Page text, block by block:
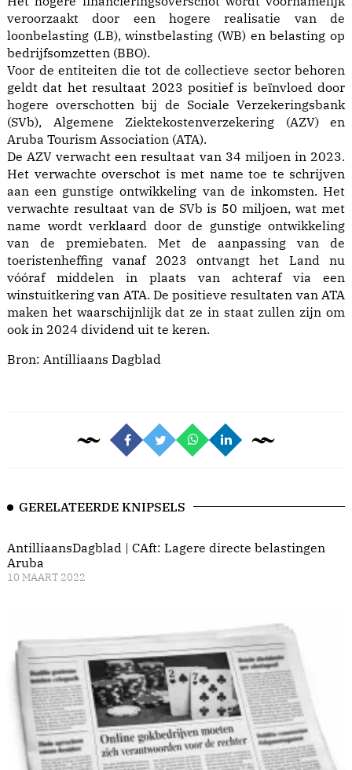
veroorzaakt door een hogere realisatie van de
loonbelasting (LB), winstbelasting (WB) en belasting op
bedrijfsomzetten (BBO).
Voor de entiteiten die tot de collectieve sector behoren
geldt dat het resultaat 2023 positief is beïnvloed door
hogere overschotten bij de Sociale Verzekeringsbank
(SVb), Algemene Ziektekostenverzekering (AZV) en
Aruba Tourism Association (ATA).
De AZV verwacht een resultaat van 34 miljoen in 2023.
Het verwachte overschot is met name toe te schrijven
aan een gunstige ontwikkeling van de inkomsten. Het
verwachte resultaat van de SVb is 50 miljoen, wat met
name wordt verklaard door de gunstige ontwikkeling
van de premiebaten. Met de aanpassing van de
toeristenheffing vanaf 2023 ontvangt het Land nu
vóóraf middelen in plaats van achteraf via een
winstuitkering van ATA. De positieve resultaten van ATA
maken het waarschijnlijk dat ze in staat zullen zijn om
ook in 2024 dividend uit te keren.
Bron: Antilliaans Dagblad
GERELATEERDE KNIPSELS
AntilliaansDagblad | CAft: Lagere directe belastingen
Aruba
10 MAART 2022